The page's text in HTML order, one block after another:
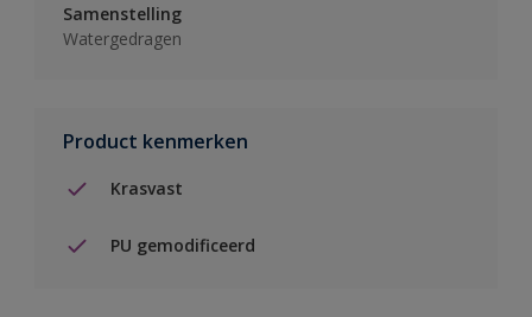
Samenstelling
Watergedragen
Product kenmerken
Krasvast
PU gemodificeerd